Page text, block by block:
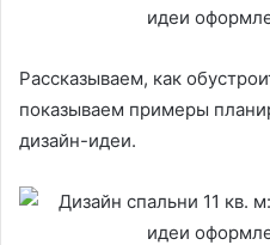
Рассказываем, как
показываем примеры
дизайн-идеи.